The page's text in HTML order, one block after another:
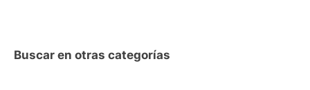
Buscar en otras categorías